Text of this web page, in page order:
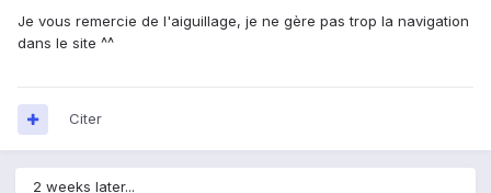
Je vous remercie de l'aiguillage, je ne gère pas trop la navigation
dans le site ^^
Citer
2 weeks later...